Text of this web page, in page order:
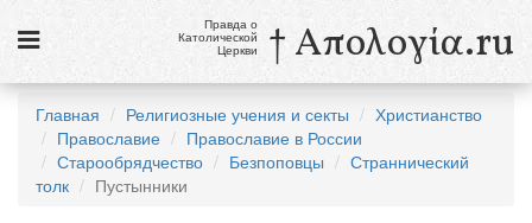
Новости
Католики в России
Правда о
Католической
Церкви † Απολογία.ru
Главная Религиозные учения и секты
Христианство
Православие
Православие в России
Старообрядчество
Безпоповцы
Страннический
толк
Пустынники